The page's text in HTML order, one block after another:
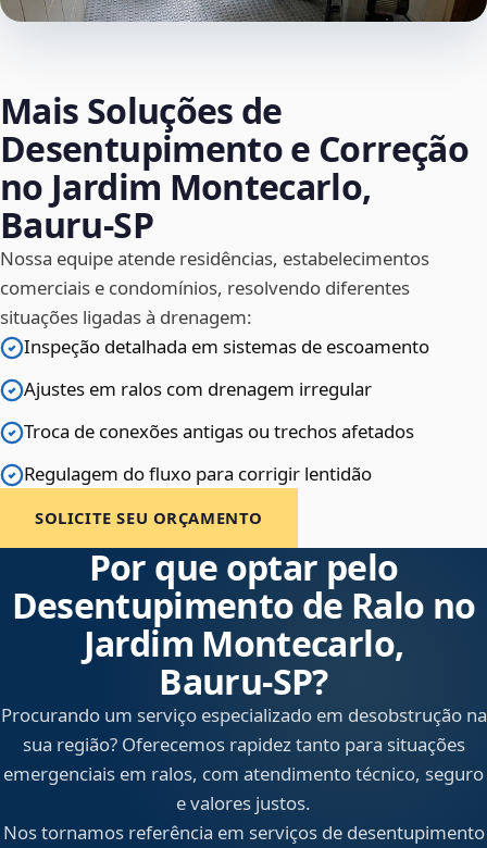
Mais Soluções de
Desentupimento e Correção
no Jardim Montecarlo,
Bauru‑SP
Nossa equipe atende residências, estabelecimentos
comerciais e condomínios, resolvendo diferentes
situações ligadas à drenagem:
Inspeção detalhada em sistemas de escoamento
Ajustes em ralos com drenagem irregular
Troca de conexões antigas ou trechos afetados
Regulagem do fluxo para corrigir lentidão
SOLICITE SEU ORÇAMENTO
Por que optar pelo
Desentupimento de Ralo no
Jardim Montecarlo,
Bauru‑SP?
Procurando um serviço especializado em desobstrução na
sua região? Oferecemos rapidez tanto para situações
emergenciais em ralos, com atendimento técnico, seguro
e valores justos.
Nos tornamos referência em serviços de desentupimento